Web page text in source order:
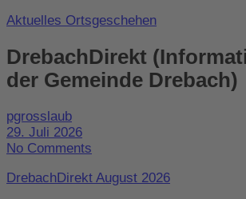
Aktuelles Ortsgeschehen
DrebachDirekt
der Gemeinde Drebach)
pgrosslaub
29. Juli 2026
No Comments
DrebachDirekt August 2026